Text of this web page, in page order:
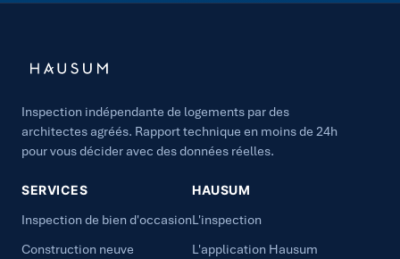
Inspection indépendante de logements par des
architectes agréés. Rapport technique en moins de 24h
pour vous décider avec des données réelles.
SERVICES
Inspection de bien d'occasion
Construction neuve
HAUSUM
L'inspection
L'application Hausum